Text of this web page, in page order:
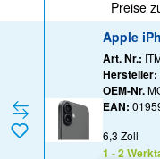
Preise
Apple
Art. Nr.:
Hersteller:
OEM-Nr.
EAN:
6,3 Zoll
1 - 2